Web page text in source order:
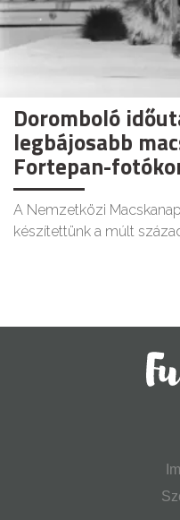
Doromboló
legbájosabb
Fortepan-
A Nemzetközi
készítettünk a múlt